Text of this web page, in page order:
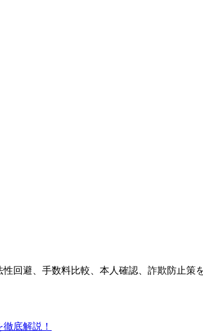
回避、手数料比較、本人確認、詐欺防止策
底解説！